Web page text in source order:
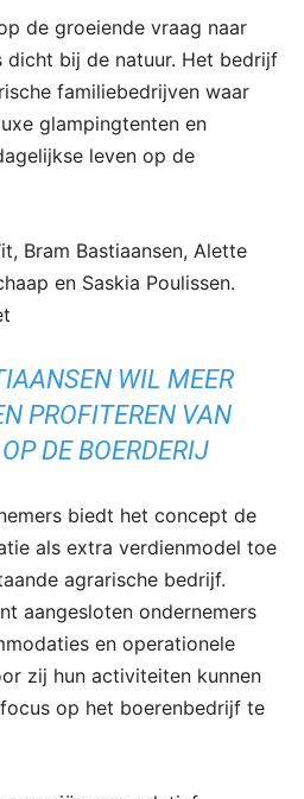
de groeiende vraag naar
dicht bij de natuur. Het bedrijf
familiebedrijven waar
glampingtenten en
leven op de
Bram Bastiaansen, Alette
en Saskia Poulissen.
WIL MEER
PROFITEREN VAN
DE BOERDERIJ
biedt het concept de
als extra verdienmodel toe
agrarische bedrijf.
aangesloten ondernemers
en operationele
zij hun activiteiten kunnen
op het boerenbedrijf te